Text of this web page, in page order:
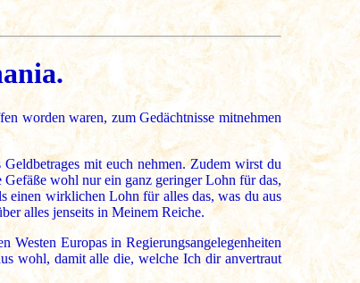
worden waren, zum Gedächtnisse mitnehmen
mit euch nehmen. Zudem wirst du
wohl nur ein ganz geringer Lohn für das,
einen wirklichen Lohn für alles das, was du aus
alles jenseits in Meinem Reiche.
Westen Europas in Regierungsangelegenheiten
wohl, damit alle die, welche Ich dir anvertraut